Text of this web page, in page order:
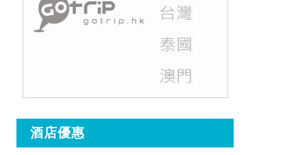
酒店優惠